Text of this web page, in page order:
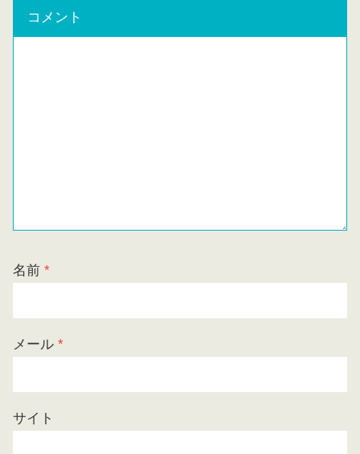
コメント
名前 *
メール *
サイト